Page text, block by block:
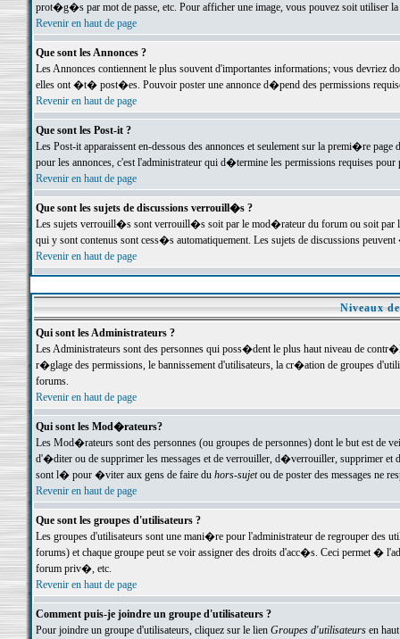
prot�g�s par mot de passe, etc. Pour afficher une image, vous pouvez soit
Revenir en haut de page
Que sont les Annonces ?
Les Annonces contiennent le plus souvent d'importantes informations; vous devriez
elles ont �t� post�es. Pouvoir poster une annonce d�pend des permissions
Revenir en haut de page
Que sont les Post-it ?
Les Post-it apparaissent en-dessous des annonces et seulement sur la premi�re
pour les annonces, c'est l'administrateur qui d�termine les permissions requises pour
Revenir en haut de page
Que sont les sujets de discussions verrouill�s ?
Les sujets verrouill�s sont verrouill�s soit par le mod�rateur du forum ou soit par
qui y sont contenus sont cess�s automatiquement. Les sujets de discussions
Revenir en haut de page
Niveaux
Qui sont les Administrateurs ?
Les Administrateurs sont des personnes qui poss�dent le plus haut niveau de
r�glage des permissions, le bannissement d'utilisateurs, la cr�ation de groupes
forums.
Revenir en haut de page
Qui sont les Mod�rateurs?
Les Mod�rateurs sont des personnes (ou groupes de personnes) dont le but est de
d'�diter ou de supprimer les messages et de verrouiller, d�verrouiller, supprimer
sont l� pour �viter aux gens de faire du hors-sujetou de poster des messages ne
Revenir en haut de page
Que sont les groupes d'utilisateurs ?
Les groupes d'utilisateurs sont une mani�re pour l'administrateur de regrouper des
forums) et chaque groupe peut se voir assigner des droits d'acc�s. Ceci permet
forum priv�, etc.
Revenir en haut de page
Comment puis-je joindre un groupe d'utilisateurs ?
Pour joindre un groupe d'utilisateurs, cliquez sur le lien Groupes d'utilisateursen haut